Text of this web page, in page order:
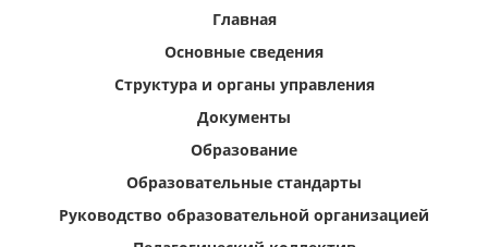
Главная
Основные сведения
Структура и органы управления
Документы
Образование
Образовательные стандарты
Руководство образовательной организацией